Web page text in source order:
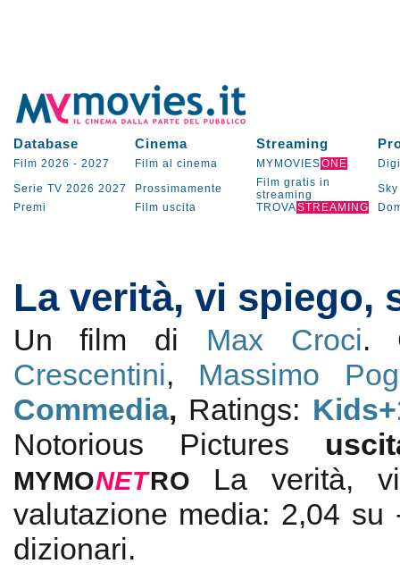
Database Cinema Streaming
Film 2026 - 2027 Film al cinema MYMOVIESONE
Serie TV 2026 2027 Prossimamente
Film gratis in
streaming
Sky
Premi
Film uscita TROVASTREAMING
La verità, vi spiego,
Un film di Max Croci.
Crescentini, Massimo
Commedia, Ratings:
Notorious Pictures
MYMONETRO
La verità,
valutazione media: 2,04 su
dizionari.